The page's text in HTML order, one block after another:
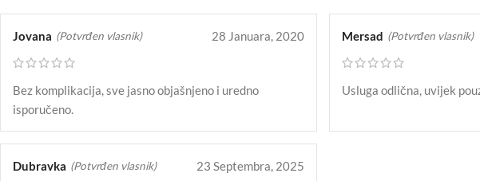
Jovana (Potvrđen vlasnik) 28 Januara, 2020
Bez komplikacija, sve jasno objašnjeno i uredno
isporučeno.
Mersad (Potvrđen vlasnik)
Usluga odlična, uvijek
Dubravka (Potvrđen vlasnik) 23 Septembra, 2025